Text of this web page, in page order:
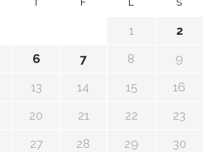
1
2
6 7 8
9
13 14 15
16
20 21 22
23
27 28 29
30